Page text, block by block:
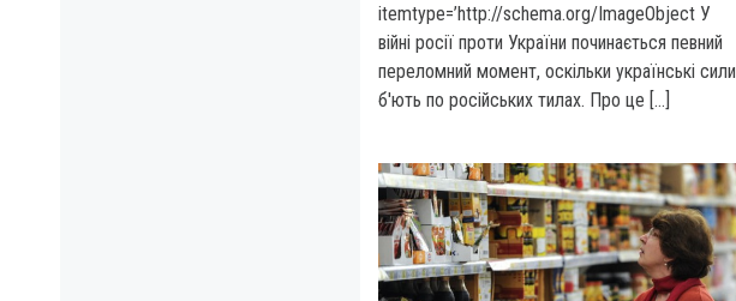
itemtype=’http://schema.org/ImageObject У
війні росії проти України починається певний
переломний момент, оскільки українські сили
б'ють по російських тилах. Про це […]